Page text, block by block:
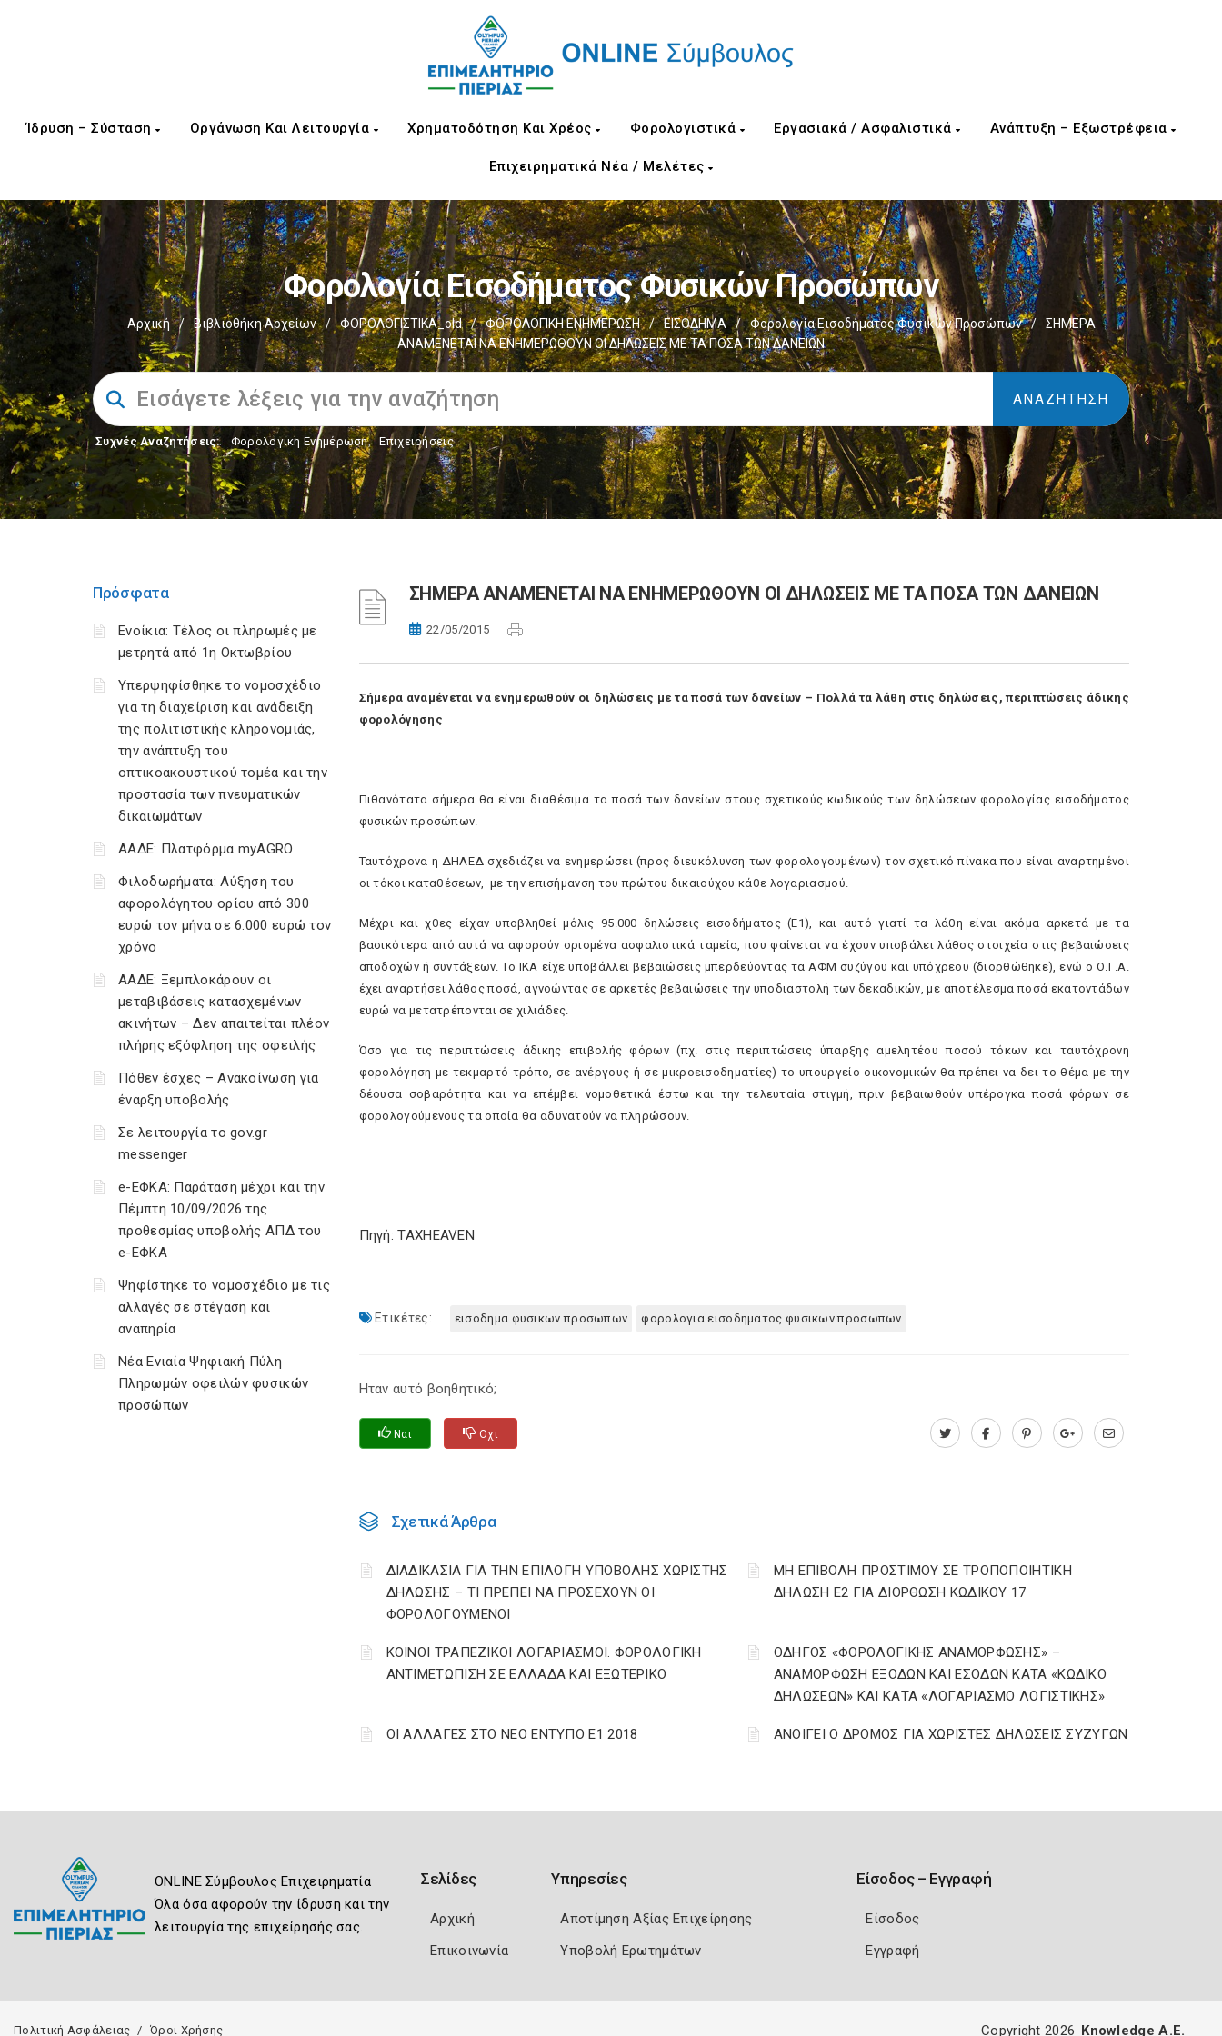
Ίδρυση – Σύσταση Οργάνωση Και Λειτουργία Χρηματοδότηση Και Χρέος Φορολογιστικά Εργασιακά / Ασφαλιστικά Ανάπτυξη – Εξωστρέφεια
Επιχειρηματικά Νέα / Μελέτες
Φορολογία Εισοδήματος Φυσικών Προσώπων
Αρχική / Βιβλιοθήκη Αρχείων / ΦΟΡΟΛΟΓΙΣΤΙΚΑ_old / ΦΟΡΟΛΟΓΙΚΗ ΕΝΗΜΕΡΩΣΗ / ΕΙΣΟΔΗΜΑ / Φορολογία Εισοδήματος Φυσικών Προσώπων /
ΣΗΜΕΡΑ
ΑΝΑΜΕΝΕΤΑΙ ΝΑ ΕΝΗΜΕΡΩΘΟΥΝ ΟΙ ΔΗΛΩΣΕΙΣ ΜΕ ΤΑ ΠΟΣΑ ΤΩΝ ΔΑΝΕΙΩΝ
Συχνές Αναζητήσεις: Φορολογικη Ενημέρωση, Επιχειρήσεις
Πρόσφατα
Ενοίκια: Τέλος οι πληρωμές με
μετρητά από 1η Οκτωβρίου
Υπερψηφίσθηκε το νομοσχέδιο
για τη διαχείριση και ανάδειξη
της πολιτιστικής κληρονομιάς,
την ανάπτυξη του
οπτικοακουστικού τομέα και την
προστασία των πνευματικών
δικαιωμάτων
ΑΑΔΕ: Πλατφόρμα myAGRO
Φιλοδωρήματα: Αύξηση του
αφορολόγητου ορίου από 300
ευρώ τον μήνα σε 6.000 ευρώ τον
χρόνο
ΑΑΔΕ: Ξεμπλοκάρουν οι
μεταβιβάσεις κατασχεμένων
ακινήτων – Δεν απαιτείται πλέον
πλήρης εξόφληση της οφειλής
Πόθεν έσχες – Ανακοίνωση για
έναρξη υποβολής
Σε λειτουργία το gov.gr
messenger
e-ΕΦΚΑ: Παράταση μέχρι και την
Πέμπτη 10/09/2026 της
προθεσμίας υποβολής ΑΠΔ του
e-ΕΦΚΑ
Ψηφίστηκε το νομοσχέδιο με τις
αλλαγές σε στέγαση και
αναπηρία
Νέα Ενιαία Ψηφιακή Πύλη
Πληρωμών οφειλών φυσικών
προσώπων
ΣΗΜΕΡΑ ΑΝΑΜΕΝΕΤΑΙ ΝΑ ΕΝΗΜΕΡΩΘΟΥΝ ΟΙ ΔΗΛΩΣΕΙΣ ΜΕ ΤΑ ΠΟΣΑ ΤΩΝ ΔΑΝΕΙΩΝ
22/05/2015
Σήμερα αναμένεται να ενημερωθούν οι δηλώσεις με τα ποσά των δανείων – Πολλά τα λάθη στις δηλώσεις, περιπτώσεις άδικης
φορολόγησης
Πιθανότατα σήμερα θα είναι διαθέσιμα τα ποσά των δανείων στους σχετικούς κωδικούς των δηλώσεων φορολογίας εισοδήματος
φυσικών προσώπων.
Ταυτόχρονα η ΔΗΛΕΔ σχεδιάζει να ενημερώσει (προς διευκόλυνση των φορολογουμένων) τον σχετικό πίνακα που είναι αναρτημένοι
οι τόκοι καταθέσεων, με την επισήμανση του πρώτου δικαιούχου κάθε λογαριασμού.
Μέχρι και χθες είχαν υποβληθεί μόλις 95.000 δηλώσεις εισοδήματος (Ε1), και αυτό γιατί τα λάθη είναι ακόμα αρκετά με τα
βασικότερα από αυτά να αφορούν ορισμένα ασφαλιστικά ταμεία, που φαίνεται να έχουν υποβάλει λάθος στοιχεία στις βεβαιώσεις
αποδοχών ή συντάξεων. Το ΙΚΑ είχε υποβάλλει βεβαιώσεις μπερδεύοντας τα ΑΦΜ συζύγου και υπόχρεου (διορθώθηκε), ενώ ο Ο.Γ.Α.
έχει αναρτήσει λάθος ποσά, αγνοώντας σε αρκετές βεβαιώσεις την υποδιαστολή των δεκαδικών, με αποτέλεσμα ποσά εκατοντάδων
ευρώ να μετατρέπονται σε χιλιάδες.
Όσο για τις περιπτώσεις άδικης επιβολής φόρων (πχ. στις περιπτώσεις ύπαρξης αμελητέου ποσού τόκων και ταυτόχρονη
φορολόγηση με τεκμαρτό τρόπο, σε ανέργους ή σε μικροεισοδηματίες) το υπουργείο οικονομικών θα πρέπει να δει το θέμα με την
δέουσα σοβαρότητα και να επέμβει νομοθετικά έστω και την τελευταία στιγμή, πριν βεβαιωθούν υπέρογκα ποσά φόρων σε
φορολογούμενους τα οποία θα αδυνατούν να πληρώσουν.
Πηγή: TAXHEAVEN
Ετικέτες: εισοδημα φυσικων προσωπων φορολογια εισοδηματος φυσικων προσωπων
Ηταν αυτό βοηθητικό;
Ναι Οχι
Σχετικά Άρθρα
ΔΙΑΔΙΚΑΣΙΑ ΓΙΑ ΤΗΝ ΕΠΙΛΟΓΗ ΥΠΟΒΟΛΗΣ ΧΩΡΙΣΤΗΣ
ΔΗΛΩΣΗΣ – ΤΙ ΠΡΕΠΕΙ ΝΑ ΠΡΟΣΕΧΟΥΝ ΟΙ
ΦΟΡΟΛΟΓΟΥΜΕΝΟΙ
ΜΗ ΕΠΙΒΟΛΗ ΠΡΟΣΤΙΜΟΥ ΣΕ ΤΡΟΠΟΠΟΙΗΤΙΚΗ
ΔΗΛΩΣΗ Ε2 ΓΙΑ ΔΙΟΡΘΩΣΗ ΚΩΔΙΚΟΥ 17
ΚΟΙΝΟΙ ΤΡΑΠΕΖΙΚΟΙ ΛΟΓΑΡΙΑΣΜΟΙ. ΦΟΡΟΛΟΓΙΚΗ
ΑΝΤΙΜΕΤΩΠΙΣΗ ΣΕ ΕΛΛΑΔΑ ΚΑΙ ΕΞΩΤΕΡΙΚΟ
ΟΔΗΓΟΣ «ΦΟΡΟΛΟΓΙΚΗΣ ΑΝΑΜΟΡΦΩΣΗΣ» –
ΑΝΑΜΟΡΦΩΣΗ ΕΞΟΔΩΝ ΚΑΙ ΕΣΟΔΩΝ ΚΑΤΑ «ΚΩΔΙΚΟ
ΔΗΛΩΣΕΩΝ» ΚΑΙ ΚΑΤΑ «ΛΟΓΑΡΙΑΣΜΟ ΛΟΓΙΣΤΙΚΗΣ»
ΟΙ ΑΛΛΑΓΕΣ ΣΤΟ ΝΕΟ ΕΝΤΥΠΟ Ε1 2018 ΑΝΟΙΓΕΙ Ο ΔΡΟΜΟΣ ΓΙΑ ΧΩΡΙΣΤΕΣ ΔΗΛΩΣΕΙΣ ΣΥΖΥΓΩΝ
ONLINE Σύμβουλος Επιχειρηματία
Όλα όσα αφορούν την ίδρυση και την
λειτουργία της επιχείρησής σας.
Σελίδες
Αρχική
Επικοινωνία
Υπηρεσίες
Αποτίμηση Αξίας Επιχείρησης
Υποβολή Ερωτημάτων
Είσοδος – Εγγραφή
Είσοδος
Εγγραφή
Πολιτική Ασφάλειας Όροι Χρήσης Copyright 2026 Knowledge A.E.